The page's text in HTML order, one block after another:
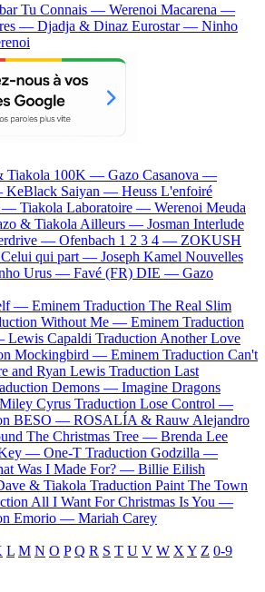
Tu Connais — Werenoi Macarena —
— Djadja & Dinaz Eurostar — Ninho
Tiakola 100K — Gazo Casanova —
KeBlack Saiyan — Heuss L'enfoiré
— Tiakola Laboratoire — Werenoi Meuda
& Tiakola Ailleurs — Josman Interlude
— Ofenbach 1 2 3 4 — ZOKUSH
Celui qui part — Joseph Kamel Nouvelles
Urus — Favé (FR) DIE — Gazo
— Eminem Traduction The Real Slim
Without Me — Eminem Traduction
Lewis Capaldi Traduction Another Love
Mockingbird — Eminem Traduction Can't
and Ryan Lewis Traduction Last
Demons — Imagine Dragons
Miley Cyrus Traduction Lose Control —
BESO — ROSALÍA & Rauw Alejandro
The Christmas Tree — Brenda Lee
Key — One-T Traduction Godzilla —
Was I Made For? — Billie Eilish
& Tiakola Traduction Paint The Town
All I Want For Christmas Is You —
Emorio — Mariah Carey
L M N O P Q R S T U V W X Y Z 0-9